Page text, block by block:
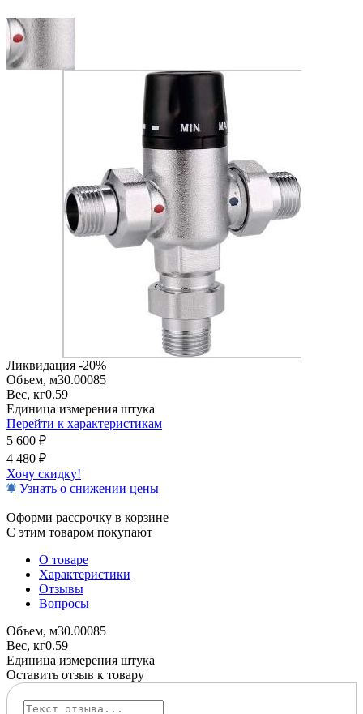
Ликвидация -20%
Объем, м30.00085
Вес, кг0.59
Единица измерения штука
Перейти к характеристикам
5 600 ₽
4 480 ₽
Хочу скидку!
Узнать о снижении цены
Оформи рассрочку в корзине
С этим товаром покупают
О товаре
Характеристики
Отзывы
Вопросы
Объем, м30.00085
Вес, кг0.59
Единица измерения штука
Оставить отзыв к товару